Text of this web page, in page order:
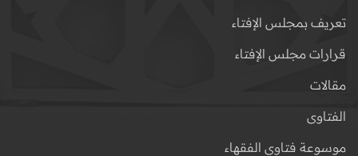
تعريف بمجلس الإفتاء
قرارات مجلس الإفتاء
مقالات
الفتاوى
موسوعة فتاوى الفقهاء